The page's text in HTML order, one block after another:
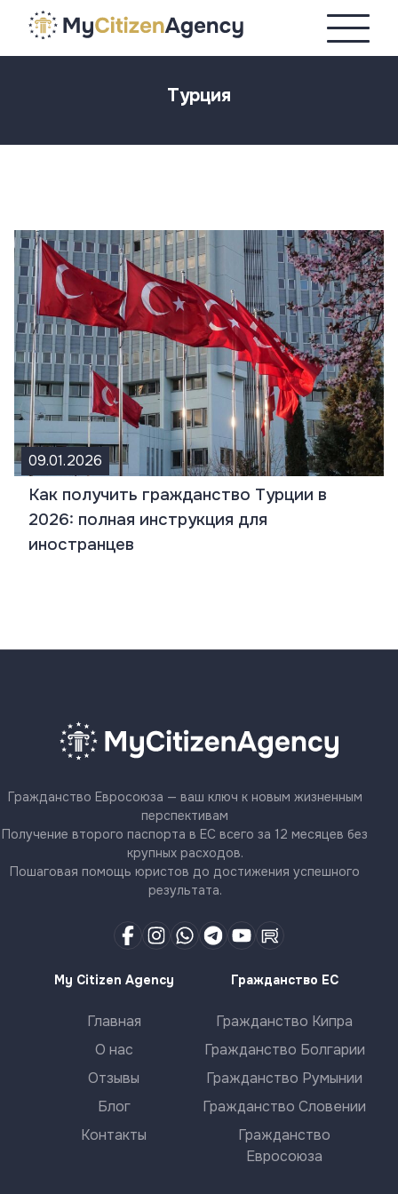
Турция
09.01.2026
Как получить гражданство Турции в
2026: полная инструкция для
иностранцев
Гражданство Евросоюза — ваш ключ к новым жизненным
перспективам
Получение второго паспорта в ЕС всего за 12 месяцев без
крупных расходов.
Пошаговая помощь юристов до достижения успешного
результата.
My Citizen Agency
Главная
О нас
Отзывы
Блог
Контакты
Гражданство ЕС
Гражданство Кипра
Гражданство Болгарии
Гражданство Румынии
Гражданство Словении
Гражданство
Евросоюза